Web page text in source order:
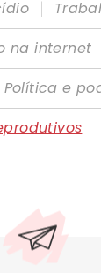
|
na internet
Política e